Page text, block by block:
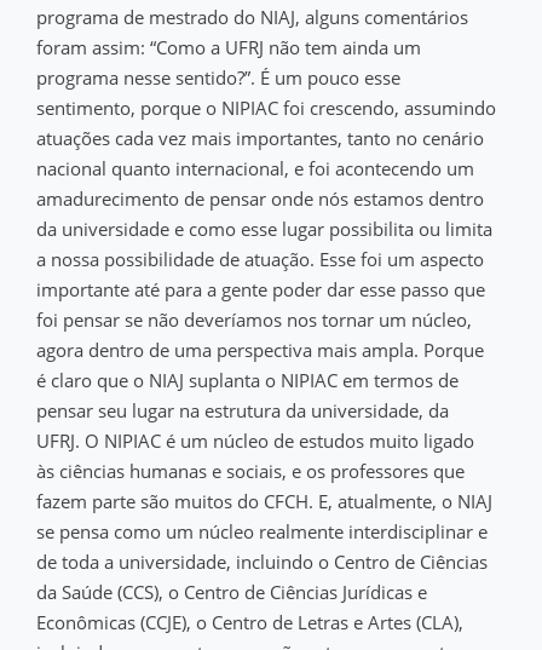
programa de mestrado do NIAJ, alguns comentários
foram assim: “Como a UFRJ não tem ainda um
programa nesse sentido?”. É um pouco esse
sentimento, porque o NIPIAC foi crescendo, assumindo
atuações cada vez mais importantes, tanto no cenário
nacional quanto internacional, e foi acontecendo um
amadurecimento de pensar onde nós estamos dentro
da universidade e como esse lugar possibilita ou limita
a nossa possibilidade de atuação. Esse foi um aspecto
importante até para a gente poder dar esse passo que
foi pensar se não deveríamos nos tornar um núcleo,
agora dentro de uma perspectiva mais ampla. Porque
é claro que o NIAJ suplanta o NIPIAC em termos de
pensar seu lugar na estrutura da universidade, da
UFRJ. O NIPIAC é um núcleo de estudos muito ligado
às ciências humanas e sociais, e os professores que
fazem parte são muitos do CFCH. E, atualmente, o NIAJ
se pensa como um núcleo realmente interdisciplinar e
de toda a universidade, incluindo o Centro de Ciências
da Saúde (CCS), o Centro de Ciências Jurídicas e
Econômicas (CCJE), o Centro de Letras e Artes (CLA),